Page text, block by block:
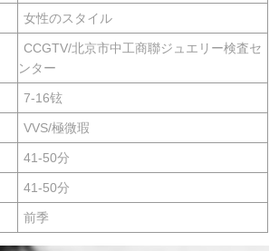
女性のスタイル
CCGTV/北京市中工商聯ジュエリー検査セ
ンター
7-16铉
VVS/極微瑕
41-50分
41-50分
前季